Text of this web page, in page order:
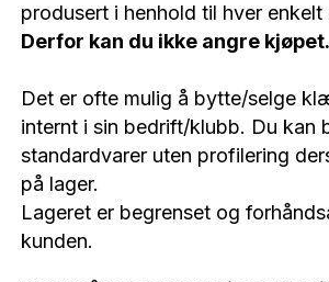
produsert i henhold til hver enkelt
Derfor kan du ikke angre kjøpet.
Det er ofte mulig å bytte/selge
internt i sin bedrift/klubb. Du kan
standardvarer uten profilering
på lager.
Lageret er begrenset og
kunden.